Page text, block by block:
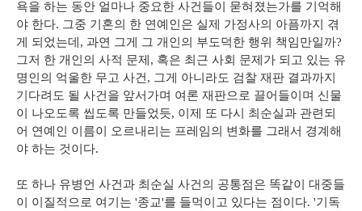
욕을 하는 동안 얼마나 중요한 사건들이 묻혀졌는가를 기억해
야 한다. 그중 기혼의 한 연예인은 실제 가정사의 아픔까지 겪
게 되었는데, 과연 그게 그 개인의 부도덕한 행위 책임만일까?
그저 한 개인의 사적 문제, 혹은 최근 사회 문제가 되고 있는 유
명인의 억울한 무고 사건, 그게 아니라도 검찰 재판 결과까지
기다려도 될 사건을 앞서가며 여론 재판으로 끌어들이며 신물
이 나오도록 씹도록 만들었듯, 이제 또 다시 최순실과 관련되
어 연예인 이름이 오르내리는 프레임의 변화를 그래서 경계해
야 하는 것이다.
또 하나 유병언 사건과 최순실 사건의 공통점은 똑같이 대중들
이 이질적으로 여기는 '종교'를 들먹이고 있다는 점이다. '기독